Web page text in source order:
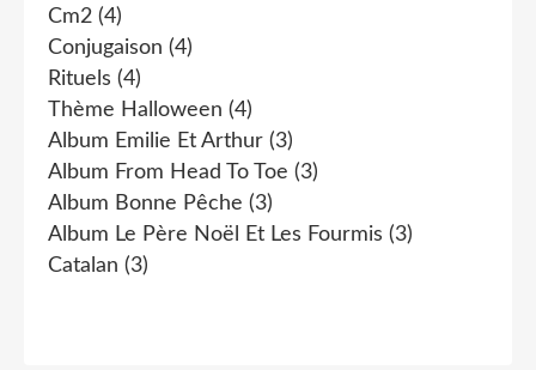
Cm2 (4)
Conjugaison (4)
Rituels (4)
Thème Halloween (4)
Album Emilie Et Arthur (3)
Album From Head To Toe (3)
Album Bonne Pêche (3)
Album Le Père Noël Et Les Fourmis (3)
Catalan (3)